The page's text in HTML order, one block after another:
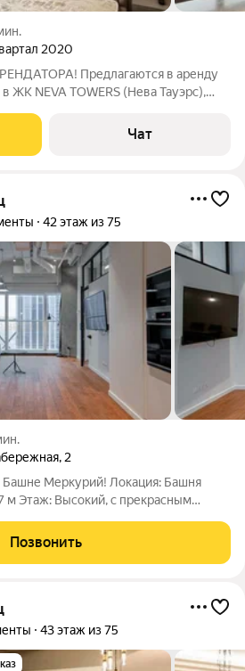
2020
Предлагаются в аренду
ЖК NEVA TOWERS (Нева Тауэрс),
гарнитур) и техникой (Два
Чат
42 этаж из 75
, 2
Башне Меркурий! Локация: Башня
м Этаж: Высокий, с прекрасным
проживания. Внутри вы найдете все
Позвонить
43 этаж из 75